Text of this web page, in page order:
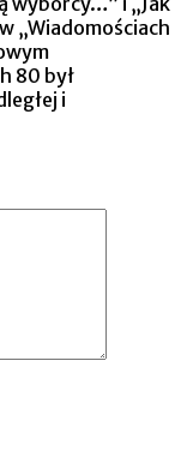
„Wiadomościach
80 był
i